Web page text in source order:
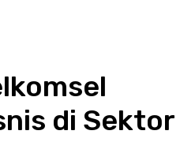
di Sektor